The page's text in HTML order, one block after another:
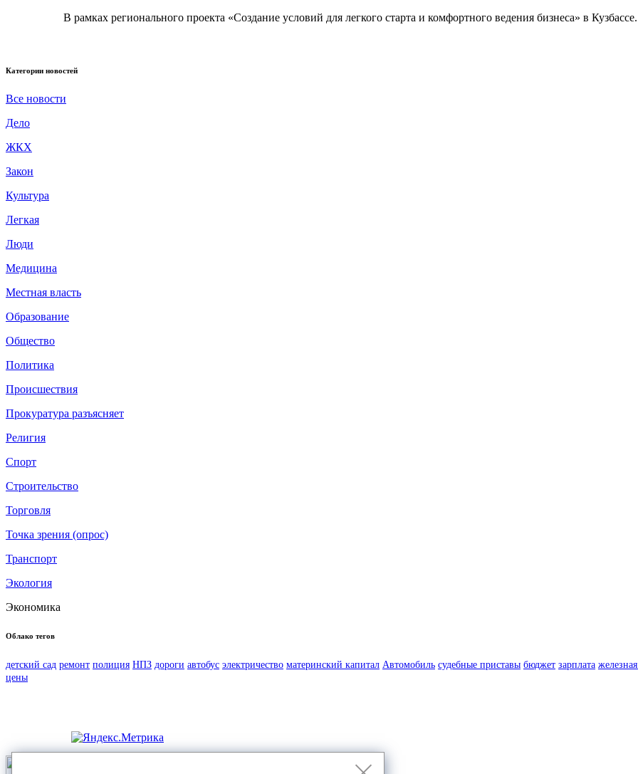
В рамках регионального проекта «Создание условий для легкого старта и комфортного ведения бизнеса» в
Категории новостей
Все новости
Дело
ЖКХ
Закон
Культура
Легкая
Люди
Медицина
Местная власть
Образование
Общество
Политика
Происшествия
Прокуратура разъясняет
Религия
Спорт
Строительство
Торговля
Точка зрения (опрос)
Транспорт
Экология
Экономика
Облако тегов
детский сад ремонт полиция НПЗ дороги автобус электричество материнский капитал Автомобиль судебные приставы бюджет зарплата
цены